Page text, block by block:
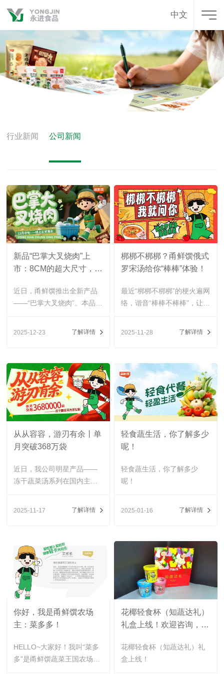
中文
行业新闻 公司新闻
新品“巴掌大叉烧肉”上
市：8CM的超大尺寸，冻
近日，甬鲜馔推出全新产品
——“巴掌大叉烧肉”。本品选
了解详情
2025-12-23
梆梆不梆梆？甬鲜馔俄式
罗宋汤给你“棒棒”体验！
最近“梆梆不梆梆”的梗火遍网
络，谐音“棒棒不棒棒”，让人
了解详情
2025-11-28
从从容容，游刃有余丨单
月突破368万袋
近日，我公司明星产品——
冻干蔬菜汤系列在国内主流
了解详情
2025-11-17
轻食蔬生活，你了解多少
呢！
轻食蔬生活，你了解多少
呢！
了解详情
2025-01-16
你好，我是甬鲜馔农场
主：菜多多！
HELLO~大家好！我叫“菜多
多”是甬鲜馔蔬菜王国农场
花椰轻食杯（知蔬达礼）
礼盒上线！欢迎咨询，欢
花椰轻食杯（知蔬达礼）礼
盒上线！